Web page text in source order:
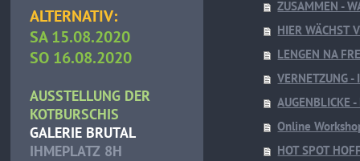
ALTERNATIV:
SA 15.08.2020
SO 16.08.2020
AUSSTELLUNG DER
KOTBURSCHIS
GALERIE BRUTAL
IHMEPLATZ 8H
ZUSAMMEN -
HIER
LENGEN NA
VERNETZUNG
AUGENBLICKE
Online
HOT SPOT